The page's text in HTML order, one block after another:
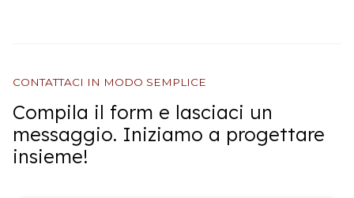
CONTATTACI IN MODO SEMPLICE
Compila il form e lasciaci un
messaggio. Iniziamo a progettare
insieme!